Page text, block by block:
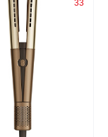
33